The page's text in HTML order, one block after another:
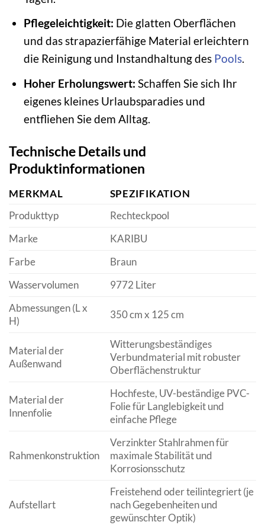
Pflegeleichtigkeit: Die glatten Oberflächen
und das strapazierfähige Material erleichtern
die Reinigung und Instandhaltung des Pools.
Hoher Erholungswert: Schaffen Sie sich Ihr
eigenes kleines Urlaubsparadies und
entfliehen Sie dem Alltag.
Technische Details und
Produktinformationen
MERKMAL
SPEZIFIKATION
Produkttyp
Rechteckpool
Marke
KARIBU
Farbe
Braun
Wasservolumen
9772 Liter
Abmessungen (L x
H)
350 cm x 125 cm
Material der
Außenwand
Witterungsbeständiges
Verbundmaterial mit robuster
Oberflächenstruktur
Material der
Innenfolie
Hochfeste, UV-beständige PVC-
Folie für Langlebigkeit und
einfache Pflege
Rahmenkonstruktion
Verzinkter Stahlrahmen für
maximale Stabilität und
Korrosionsschutz
Aufstellart
Freistehend oder teilintegriert (je
nach Gegebenheiten und
gewünschter Optik)